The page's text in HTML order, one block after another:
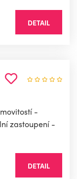
DETAIL
-
zastoupení -
DETAIL